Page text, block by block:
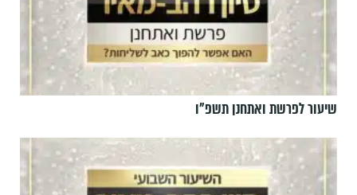
שיעור לפרשת ואתחנן תשפ"ו